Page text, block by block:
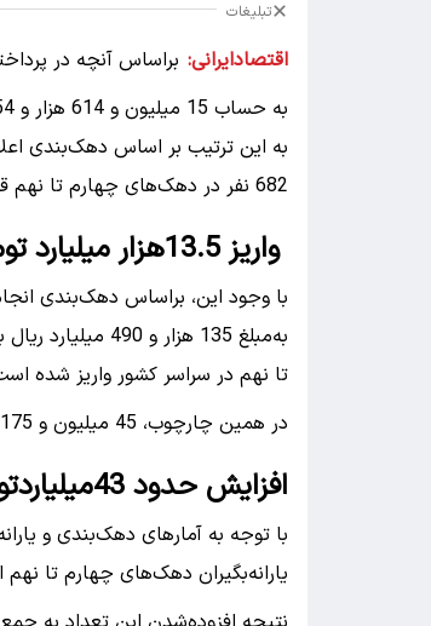
تبلیغات
اقتصادایرانی:
به حساب 15 میلیون و 614 هزار و 354 سرپرست خانوار در دهک‌های چهارم تا نهم در سراسر کشور واریز شد،
682 نفر در دهک‌های چهارم تا نهم قرار گرفته بودند.
واریز 13.5هزار میلیارد تومان برای یارانه دهک‌های چهارم تا نهم در خرداد
تا نهم در سراسر کشور واریز شده
در همین چارچوب، 45 میلیون و 175 هزار و 61 نفر در دهک‌های چهارم تا نهم قرار گرفته‌اند.
افزایش حدود 43میلیاردتومانی مصارف یارانه 6 دهک
یارانه‌بگیران دهک‌های چهارم تا